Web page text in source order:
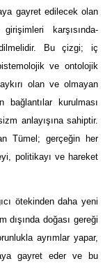
gayret edilecek olan
karşısında-
Bu çizgi; iç
ve ontolojik
olan ve olmayan
kurulması
anlayışına sahiptir.
Tümel; gerçeğin her
politikayı ve hareket
ötekinden daha yeni
doğası gereği
ayrımlar yapar,
gayret eder ve bu